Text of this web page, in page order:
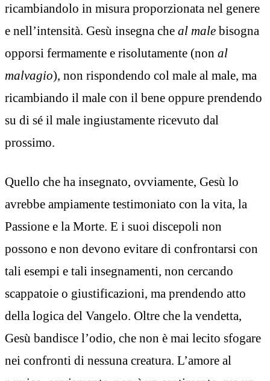
ricambiandolo in misura proporzionata nel genere
e nell’intensità. Gesù insegna che al male bisogna
opporsi fermamente e risolutamente (non al
malvagio), non rispondendo col male al male, ma
ricambiando il male con il bene oppure prendendo
su di sé il male ingiustamente ricevuto dal
prossimo.
Quello che ha insegnato, ovviamente, Gesù lo
avrebbe ampiamente testimoniato con la vita, la
Passione e la Morte. E i suoi discepoli non
possono e non devono evitare di confrontarsi con
tali esempi e tali insegnamenti, non cercando
scappatoie o giustificazioni, ma prendendo atto
della logica del Vangelo. Oltre che la vendetta,
Gesù bandisce l’odio, che non è mai lecito sfogare
nei confronti di nessuna creatura. L’amore al